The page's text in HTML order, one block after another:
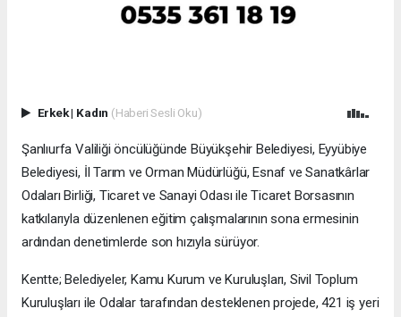
Erkek| Kadın (Haberi Sesli Oku)
Şanlıurfa Valiliği öncülüğünde Büyükşehir Belediyesi, Eyyübiye
Belediyesi, İl Tarım ve Orman Müdürlüğü, Esnaf ve Sanatkârlar
Odaları Birliği, Ticaret ve Sanayi Odası ile Ticaret Borsasının
katkılarıyla düzenlenen eğitim çalışmalarının sona ermesinin
ardından denetimlerde son hızıyla sürüyor.
Kentte; Belediyeler, Kamu Kurum ve Kuruluşları, Sivil Toplum
Kuruluşları ile Odalar tarafından desteklenen projede, 421 iş yeri